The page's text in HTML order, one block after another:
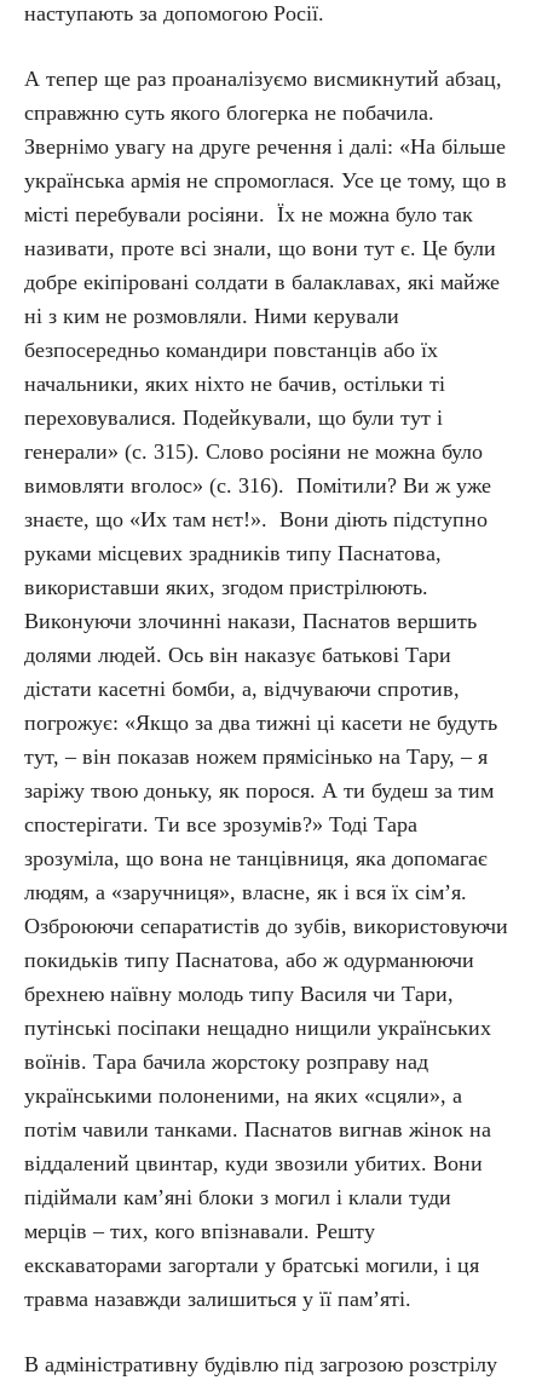
наступають за допомогою Росії.
А тепер ще раз проаналізуємо висмикнутий абзац,
справжню суть якого блогерка не побачила.
Звернімо увагу на друге речення і далі: «На більше
українська армія не спромоглася. Усе це тому, що в
місті перебували росіяни. Їх не можна було так
називати, проте всі знали, що вони тут є. Це були
добре екіпіровані солдати в балаклавах, які майже
ні з ким не розмовляли. Ними керували
безпосередньо командири повстанців або їх
начальники, яких ніхто не бачив, остільки ті
переховувалися. Подейкували, що були тут і
генерали» (с. 315). Слово росіяни не можна було
вимовляти вголос» (с. 316). Помітили? Ви ж уже
знаєте, що «Их там нєт!». Вони діють підступно
руками місцевих зрадників типу Паснатова,
використавши яких, згодом пристрілюють.
Виконуючи злочинні накази, Паснатов вершить
долями людей. Ось він наказує батькові Тари
дістати касетні бомби, а, відчуваючи спротив,
погрожує: «Якщо за два тижні ці касети не будуть
тут, – він показав ножем прямісінько на Тару, – я
заріжу твою доньку, як порося. А ти будеш за тим
спостерігати. Ти все зрозумів?» Тоді Тара
зрозуміла, що вона не танцівниця, яка допомагає
людям, а «заручниця», власне, як і вся їх сім’я.
Озброюючи сепаратистів до зубів, використовуючи
покидьків типу Паснатова, або ж одурманюючи
брехнею наївну молодь типу Василя чи Тари,
путінські посіпаки нещадно нищили українських
воїнів. Тара бачила жорстоку розправу над
українськими полоненими, на яких «сцяли», а
потім чавили танками. Паснатов вигнав жінок на
віддалений цвинтар, куди звозили убитих. Вони
підіймали кам’яні блоки з могил і клали туди
мерців – тих, кого впізнавали. Решту
екскаваторами загортали у братські могили, і ця
травма назавжди залишиться у її пам’яті.
В адміністративну будівлю під загрозою розстрілу